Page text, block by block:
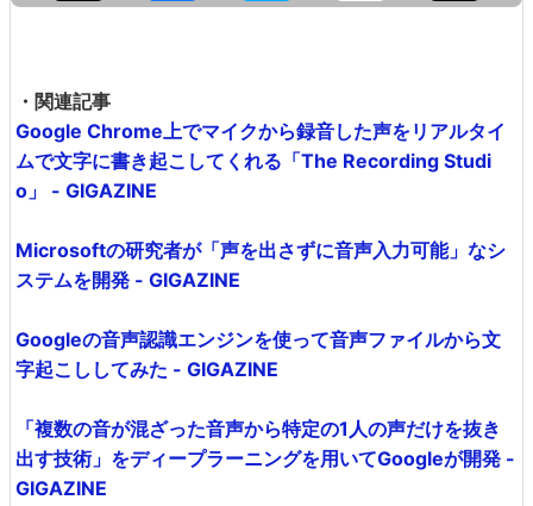
記事タイトルとURLをコピー
・関連記事
Google Chrome上でマイクから録音した声をリアルタイ
o」 - GIGAZINE
Microsoftの研究者が「声を出さずに音声入力可能」なシ